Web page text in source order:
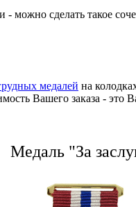
можно сделать такое
медалей на
Вашего заказа - это
Медаль "За